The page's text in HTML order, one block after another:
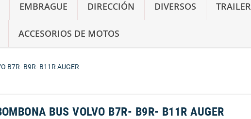
EMBRAGUE DIRECCIÓN DIVERSOS TRAILER
ACCESORIOS DE MOTOS
B7R- B9R- B11R AUGER
BUS VOLVO B7R- B9R- B11R AUGER